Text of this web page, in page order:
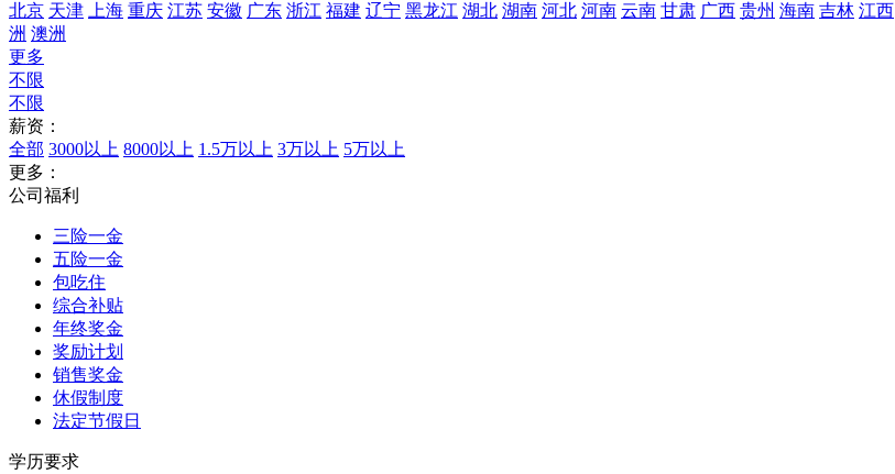
北京 天津 上海 重庆 江苏 安徽 广东 浙江 福建 辽宁 黑龙江 湖北 湖南 河北 河南 云南 甘肃 广西 贵州 海南 吉林 江西
洲 澳洲
更多
不限
不限
薪资：
全部 3000以上 8000以上 1.5万以上 3万以上 5万以上
更多：
公司福利
三险一金
五险一金
包吃住
综合补贴
年终奖金
奖励计划
销售奖金
休假制度
法定节假日
学历要求